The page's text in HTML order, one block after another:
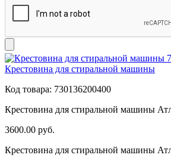
Крестовина для стиральной машины
Код товара: 730136200400
Крестовина для стиральной машины
3600.00 руб.
Крестовина для стиральной машины